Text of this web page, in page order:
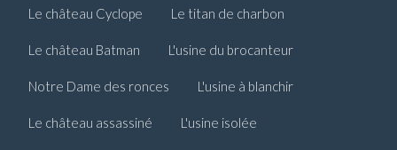
Le château Cyclope Le titan de charbon
Le château Batman L'usine du brocanteur
Notre Dame des ronces L'usine à blanchir
Le château assassiné L'usine isolée